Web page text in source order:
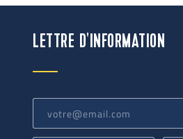
LETTRE D'INFORMATION